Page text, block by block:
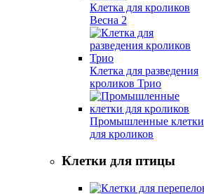
Клетка для кроликов
Весна 2
Клетка для разведения
кроликов Трио
Промышленные клетки
для кроликов
Клетки для птицы